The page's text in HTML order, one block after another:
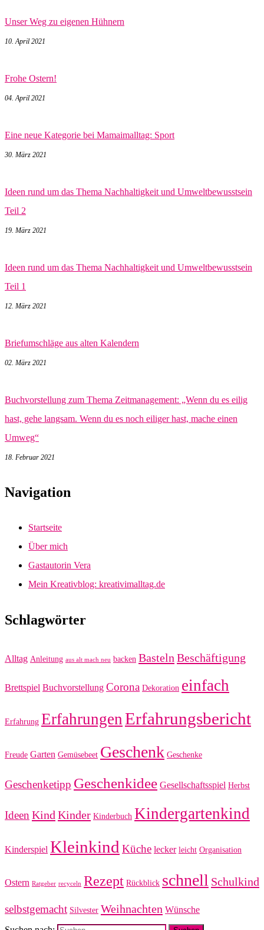
Unser Weg zu eigenen Hühnern
10. April 2021
Frohe Ostern!
04. April 2021
Eine neue Kategorie bei Mamaimalltag: Sport
30. März 2021
Ideen rund um das Thema Nachhaltigkeit und Umweltbewusstsein
Teil 2
19. März 2021
Ideen rund um das Thema Nachhaltigkeit und Umweltbewusstsein
Teil 1
12. März 2021
Briefumschläge aus alten Kalendern
02. März 2021
Buchvorstellung zum Thema Zeitmanagement: „Wenn du es eilig
hast, gehe langsam. Wenn du es noch eiliger hast, mache einen
Umweg“
18. Februar 2021
Navigation
Startseite
Über mich
Gastautorin Vera
Mein Kreativblog: kreativimalltag.de
Schlagwörter
Alltag Anleitung aus alt mach neu backen Basteln Beschäftigung
Brettspiel Buchvorstellung Corona Dekoration einfach
Erfahrung Erfahrungen Erfahrungsbericht
Freude Garten Gemüsebeet Geschenk Geschenke
Geschenketipp Geschenkidee Gesellschaftsspiel Herbst
Ideen Kind Kinder Kinderbuch Kindergartenkind
Kinderspiel Kleinkind Küche lecker leicht Organisation
Ostern Ratgeber recyceln Rezept Rückblick schnell Schulkind
selbstgemacht Silvester Weihnachten Wünsche